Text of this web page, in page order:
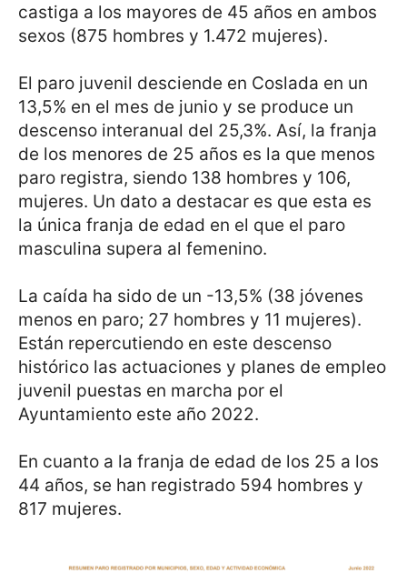
castiga a los mayores de 45 años en ambos
sexos (875 hombres y 1.472 mujeres).
El paro juvenil desciende en Coslada en un
13,5% en el mes de junio y se produce un
descenso interanual del 25,3%. Así, la franja
de los menores de 25 años es la que menos
paro registra, siendo 138 hombres y 106,
mujeres. Un dato a destacar es que esta es
la única franja de edad en el que el paro
masculina supera al femenino.
La caída ha sido de un -13,5% (38 jóvenes
menos en paro; 27 hombres y 11 mujeres).
Están repercutiendo en este descenso
histórico las actuaciones y planes de empleo
juvenil puestas en marcha por el
Ayuntamiento este año 2022.
En cuanto a la franja de edad de los 25 a los
44 años, se han registrado 594 hombres y
817 mujeres.